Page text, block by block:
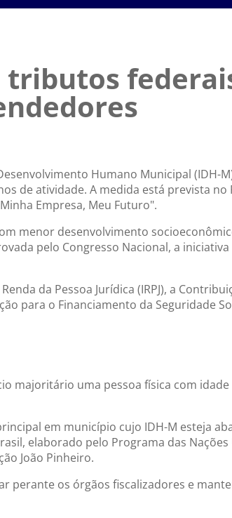
Humano Municipal (IDH-
de atividade. A medida está prevista no
Empresa, Meu Futuro".
menor desenvolvimento
pelo Congresso Nacional, a
da Pessoa Jurídica (IRPJ), a
para o Financiamento da Seguridade
majoritário uma pessoa física com
em município cujo IDH-M esteja
elaborado pelo Programa das
João Pinheiro.
perante os órgãos fiscalizadores e